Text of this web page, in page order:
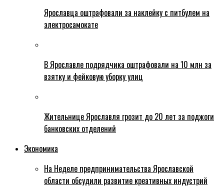
Ярославца оштрафовали за наклейку с питбулем на
электросамокате
В Ярославле подрядчика оштрафовали на 10 млн за
взятку и фейковую уборку улиц
Жительнице Ярославля грозит до 20 лет за поджоги
банковских отделений
Экономика
На Неделе предпринимательства Ярославской
области обсудили развитие креативных индустрий